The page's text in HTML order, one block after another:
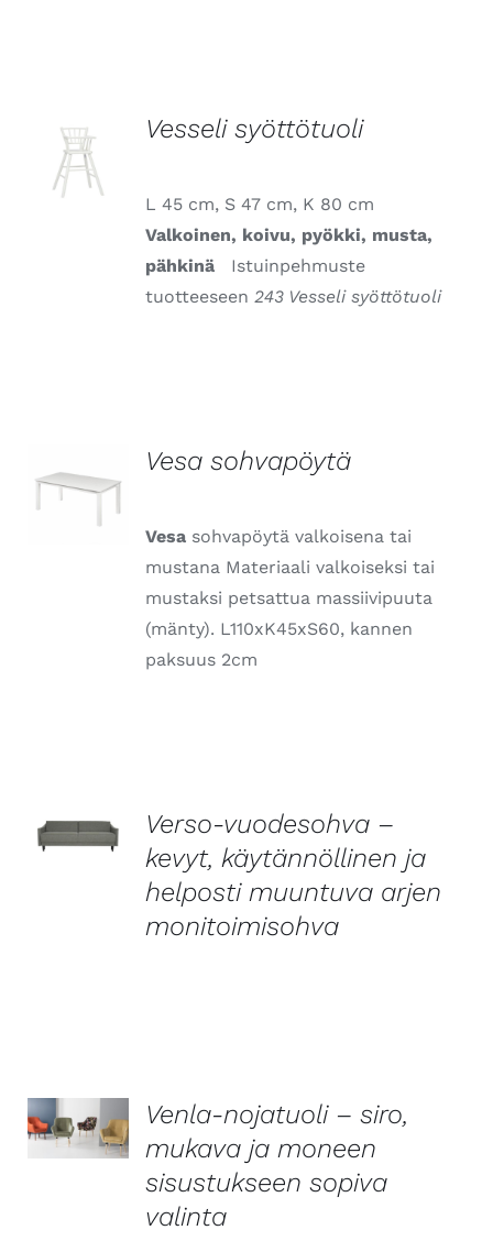
LISÄTIEDOT
Vesseli syöttötuoli
L 45 cm, S 47 cm, K 80 cm
Valkoinen, koivu, pyökki, musta,
pähkinä Istuinpehmuste
tuotteeseen 243 Vesseli syöttötuoli
LISÄTIEDOT
​Vesa sohvapöytä
​Vesa sohvapöytä valkoisena tai
mustana Materiaali valkoiseksi tai
mustaksi petsattua massiivipuuta
(mänty). L110xK45xS60, kannen
paksuus 2cm
LISÄTIEDOT
Verso-vuodesohva –
kevyt, käytännöllinen ja
helposti muuntuva arjen
monitoimisohva
LISÄTIEDOT
Venla-nojatuoli – siro,
mukava ja moneen
sisustukseen sopiva
valinta